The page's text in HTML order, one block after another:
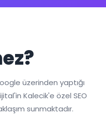
üzerinden yaptığı
Kalecik'e özel SEO
sunmaktadır.